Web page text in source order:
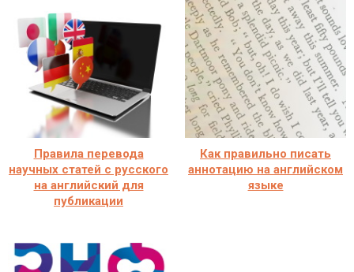
Правила перевода
научных статей с русского
на английский для
публикации
Как правильно писать
аннотацию на английском
языке